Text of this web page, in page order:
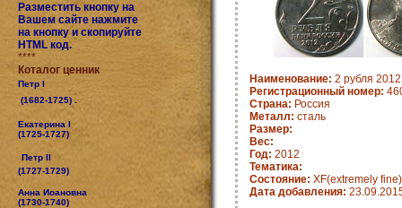
Разместить кнопку на
Вашем сайте нажмите
на кнопку и скопируйте
HTML код.
****
Коталог ценник
Петр I
(1682-1725) .
Екатерина I
(1725-1727)
Петр II
(1727-1729)
Анна Иоановна
(1730-1740)
Наименование: 2 рубля
Регистрационный номер:
Страна: Россия
Металл: сталь
Размер:
Вес:
Год: 2012
Тематика:
Состояние: XF(extremely fine)
Дата добавления: